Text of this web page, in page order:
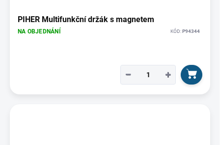
PIHER Multifunkční držák s magnetem
NA OBJEDNÁNÍ KÓD:P94344
+
−